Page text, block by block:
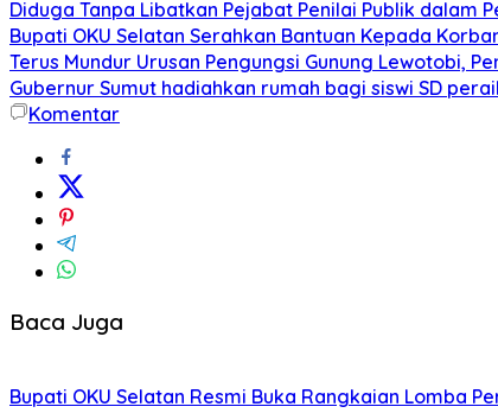
Diduga Tanpa Libatkan Pejabat Penilai Publik dalam
Bupati OKU Selatan Serahkan Bantuan Kepada
Terus Mundur Urusan Pengungsi Gunung Lewotobi,
Gubernur Sumut hadiahkan rumah bagi siswi SD
Komentar
Baca Juga
Bupati OKU Selatan Resmi Buka Rangkaian Lomba